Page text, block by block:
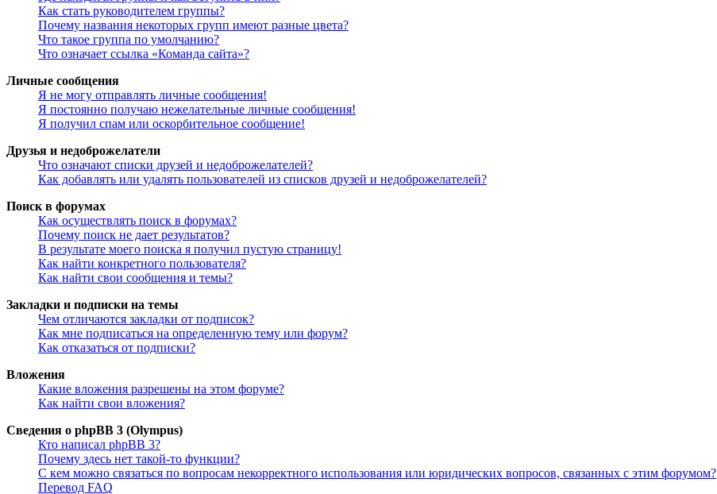
Как стать руководителем группы?
Почему названия некоторых групп имеют разные цвета?
Что такое группа по умолчанию?
Что означает ссылка «Команда сайта»?
Личные сообщения
Я не могу отправлять личные сообщения!
Я постоянно получаю нежелательные личные сообщения!
Я получил спам или оскорбительное сообщение!
Друзья и недоброжелатели
Что означают списки друзей и недоброжелателей?
Как добавлять или удалять пользователей из списков друзей и недоброжелателей?
Поиск в форумах
Как осуществлять поиск в форумах?
Почему поиск не дает результатов?
В результате моего поиска я получил пустую страницу!
Как найти конкретного пользователя?
Как найти свои сообщения и темы?
Закладки и подписки на темы
Чем отличаются закладки от подписок?
Как мне подписаться на определенную тему или форум?
Как отказаться от подписки?
Вложения
Какие вложения разрешены на этом форуме?
Как найти свои вложения?
Сведения о phpBB 3 (Olympus)
Кто написал phpBB 3?
Почему здесь нет такой-то функции?
С кем можно связаться по вопросам некорректного использования или юридических вопросов, связанных с этим форумом?
Перевод FAQ